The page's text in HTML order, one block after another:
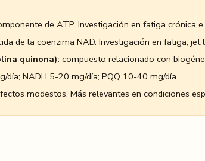
de ATP. Investigación en fatiga crónica e
de la coenzima NAD. Investigación en fatiga, jet
quinona): compuesto relacionado con
día; NADH 5-20 mg/día; PQQ 10-40 mg/día.
modestos. Más relevantes en condiciones